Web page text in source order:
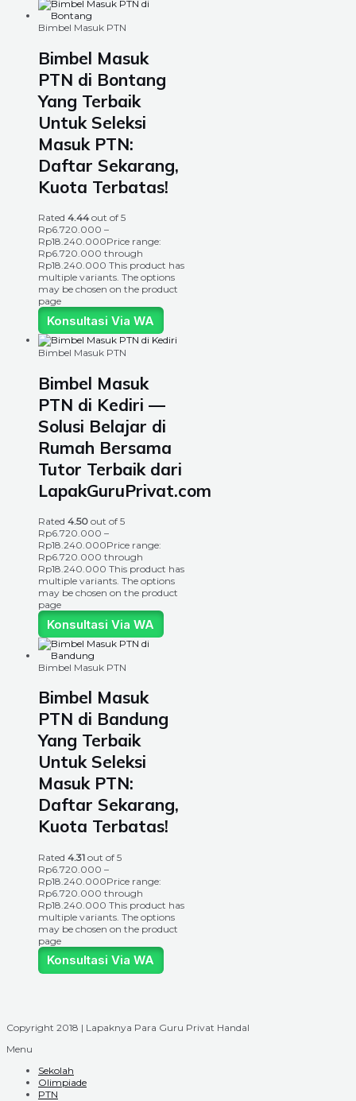
Bimbel Masuk PTN
Bimbel Masuk
PTN di Bontang
Yang Terbaik
Untuk Seleksi
Masuk PTN:
Daftar Sekarang,
Kuota Terbatas!
Rated 4.44 out of 5
Rp6.720.000 –
Rp18.240.000Price range:
Rp6.720.000 through
Rp18.240.000 This product has
multiple variants. The options
may be chosen on the product
page
Konsultasi Via WA
Bimbel Masuk PTN
Bimbel Masuk
PTN di Kediri —
Solusi Belajar di
Rumah Bersama
Tutor Terbaik dari
LapakGuruPrivat.com
Rated 4.50 out of 5
Rp6.720.000 –
Rp18.240.000Price range:
Rp6.720.000 through
Rp18.240.000 This product has
multiple variants. The options
may be chosen on the product
page
Konsultasi Via WA
Bimbel Masuk PTN
Bimbel Masuk
PTN di Bandung
Yang Terbaik
Untuk Seleksi
Masuk PTN:
Daftar Sekarang,
Kuota Terbatas!
Rated 4.31 out of 5
Rp6.720.000 –
Rp18.240.000Price range:
Rp6.720.000 through
Rp18.240.000 This product has
multiple variants. The options
may be chosen on the product
page
Konsultasi Via WA
Copyright 2018 | Lapaknya Para Guru Privat Handal
Menu
Sekolah
Olimpiade
PTN